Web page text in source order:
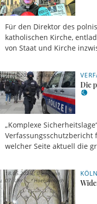
Für den Direktor des
katholischen Kirche,
von Staat und Kirche
Die
„Komplexe
Verfassungsschutzbericht
welcher Seite aktuell die
27.05.2025,
09 Uhr
Alexander
Eiber
KÖLN
18.05.2025,
07 Uhr
Ulrike von
Hoensbroech